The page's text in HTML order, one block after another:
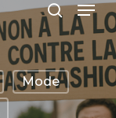
search
Mode
Close
Menu